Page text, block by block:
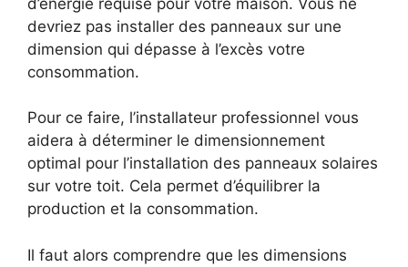
devriez pas installer des panneaux sur une
dimension qui dépasse à l’excès votre
consommation.
Pour ce faire, l’installateur professionnel vous
aidera à déterminer le dimensionnement
optimal pour l’installation des panneaux solaires
sur votre toit. Cela permet d’équilibrer la
production et la consommation.
Il faut alors comprendre que les dimensions